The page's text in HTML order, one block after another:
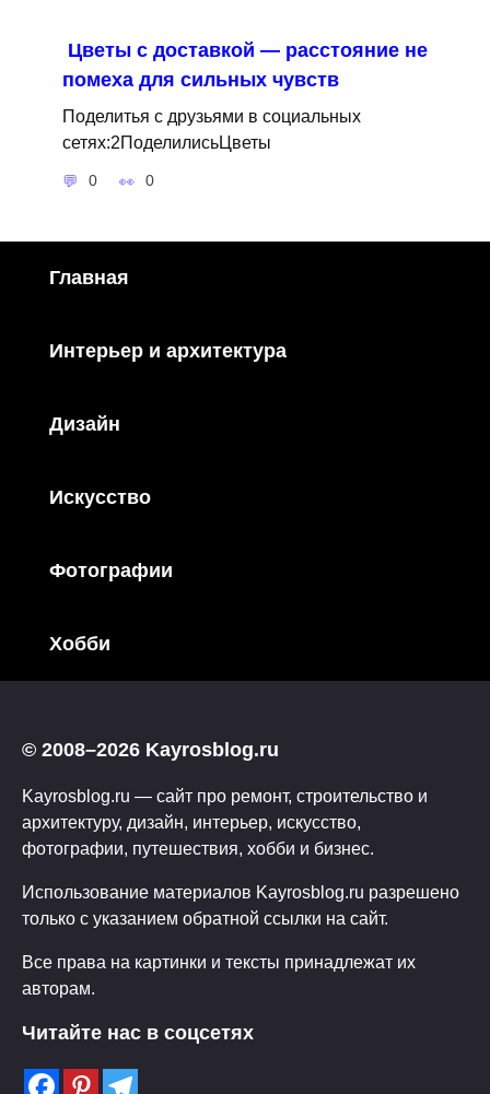
Цветы с доставкой — расстояние не
помеха для сильных чувств
Поделитья с друзьями в социальных
сетях:2ПоделилисьЦветы
0 0
Главная
Интерьер и архитектура
Дизайн
Искусство
Фотографии
Хобби
© 2008–2026 Kayrosblog.ru
Kayrosblog.ru — сайт про ремонт, строительство и
архитектуру, дизайн, интерьер, искусство,
фотографии, путешествия, хобби и бизнес.
Использование материалов Kayrosblog.ru разрешено
только с указанием обратной ссылки на сайт.
Все права на картинки и тексты принадлежат их
авторам.
Читайте нас в соцсетях